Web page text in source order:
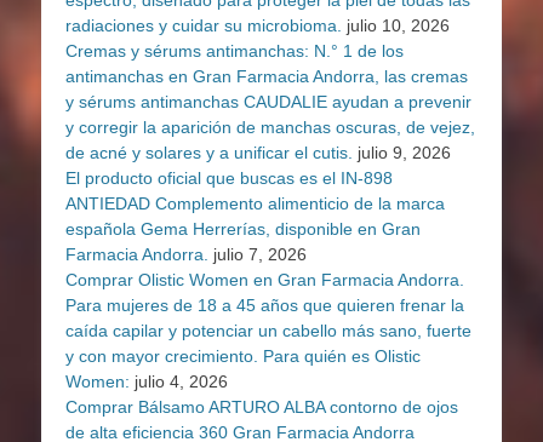
radiaciones y cuidar su microbioma. julio 10, 2026
Cremas y sérums antimanchas: N.° 1 de los
antimanchas en Gran Farmacia Andorra, las cremas
y sérums antimanchas CAUDALIE ayudan a prevenir
y corregir la aparición de manchas oscuras, de vejez,
de acné y solares y a unificar el cutis. julio 9, 2026
El producto oficial que buscas es el IN-898
ANTIEDAD Complemento alimenticio de la marca
española Gema Herrerías, disponible en Gran
Farmacia Andorra. julio 7, 2026
Comprar Olistic Women en Gran Farmacia Andorra.
Para mujeres de 18 a 45 años que quieren frenar la
caída capilar y potenciar un cabello más sano, fuerte
y con mayor crecimiento. Para quién es Olistic
Women: julio 4, 2026
Comprar Bálsamo ARTURO ALBA contorno de ojos
de alta eficiencia 360 Gran Farmacia Andorra